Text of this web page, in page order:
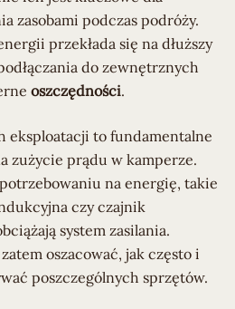
zasobami podczas podróży.
przekłada się na dłuższy
do zewnętrznych
oszczędności.
eksploatacji to fundamentalne
zużycie prądu w kamperze.
na energię, takie
czy czajnik
system zasilania.
oszacować, jak często i
poszczególnych sprzętów.